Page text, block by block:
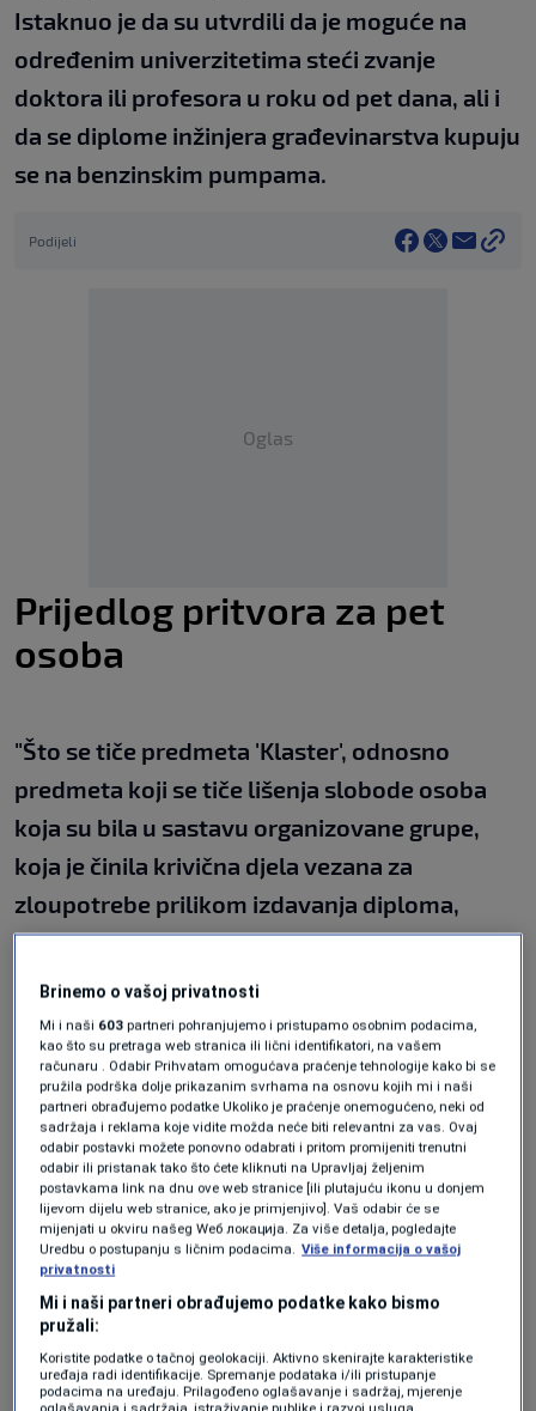
Istaknuo je da su utvrdili da je moguće na
određenim univerzitetima steći zvanje
doktora ili profesora u roku od pet dana, ali i
da se diplome inžinjera građevinarstva kupuju
se na benzinskim pumpama.
Podijeli
Oglas
Prijedlog pritvora za pet
osoba
"Što se tiče predmeta 'Klaster', odnosno
predmeta koji se tiče lišenja slobode osoba
koja su bila u sastavu organizovane grupe,
koja je činila krivična djela vezana za
zloupotrebe prilikom izdavanja diploma,
smatramo da je to jedan od najznačajnijih
predmeta koji se odnosi na borbu protiv
korupcije u BiH",istaknuo je Kajganić.
Kako je rekao, došli su do dokaza da u BiH
postoji organizovana kriminalna grupa koja se
bavi kolokvijalno rečeno prodajom diploma,
što u Tužilaštvu smatraju da je temelj za svaku
drugu korupciju koju osobe koje kupe navedene
diplome vrše i rade.
"Došli smo i do dokaza, da je između ostalog,
kupljena diploma diplomiranog inžinjera
Brinemo o vašoj privatnosti
Mi i naši 603 partneri pohranjujemo i pristupamo osobnim podacima,
kao što su pretraga web stranica ili lični identifikatori, na vašem
računaru . Odabir Prihvatam omogućava praćenje tehnologije kako bi se
pružila podrška dolje prikazanim svrhama na osnovu kojih mi i naši
partneri obrađujemo podatke Ukoliko je praćenje onemogućeno, neki od
sadržaja i reklama koje vidite možda neće biti relevantni za vas. Ovaj
odabir postavki možete ponovno odabrati i pritom promijeniti trenutni
odabir ili pristanak tako što ćete kliknuti na Upravljaj željenim
postavkama link na dnu ove web stranice [ili plutajuću ikonu u donjem
lijevom dijelu web stranice, ako je primjenjivo]. Vaš odabir će se
mijenjati u okviru našeg Wеб локација. Za više detalja, pogledajte
Uredbu o postupanju s ličnim podacima. Više informacija o vašoj
privatnosti
Mi i naši partneri obrađujemo podatke kako bismo
pružali:
Koristite podatke o tačnoj geolokaciji. Aktivno skenirajte karakteristike
uređaja radi identifikacije. Spremanje podataka i/ili pristupanje
podacima na uređaju. Prilagođeno oglašavanje i sadržaj, mjerenje
oglašavanja i sadržaja, istraživanje publike i razvoj usluga.